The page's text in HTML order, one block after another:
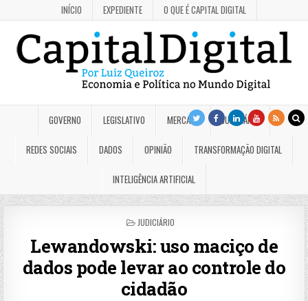
INÍCIO EXPEDIENTE O QUE É CAPITAL DIGITAL
GOVERNO LEGISLATIVO MERCADO JUDICIÁRIO
REDES SOCIAIS DADOS OPINIÃO TRANSFORMAÇÃO DIGITAL
INTELIGÊNCIA ARTIFICIAL
POSTED
JUDICIÁRIO
Lewandowski: uso maciço de
dados pode levar ao controle do
cidadão